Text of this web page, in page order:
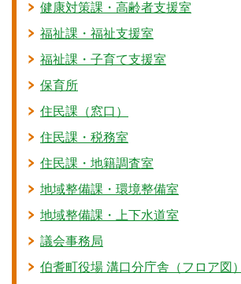
健康対策課・高齢者支援室
福祉課・福祉支援室
福祉課・子育て支援室
保育所
住民課（窓口）
住民課・税務室
住民課・地籍調査室
地域整備課・環境整備室
地域整備課・上下水道室
議会事務局
伯耆町役場 溝口分庁舎（フロア図）